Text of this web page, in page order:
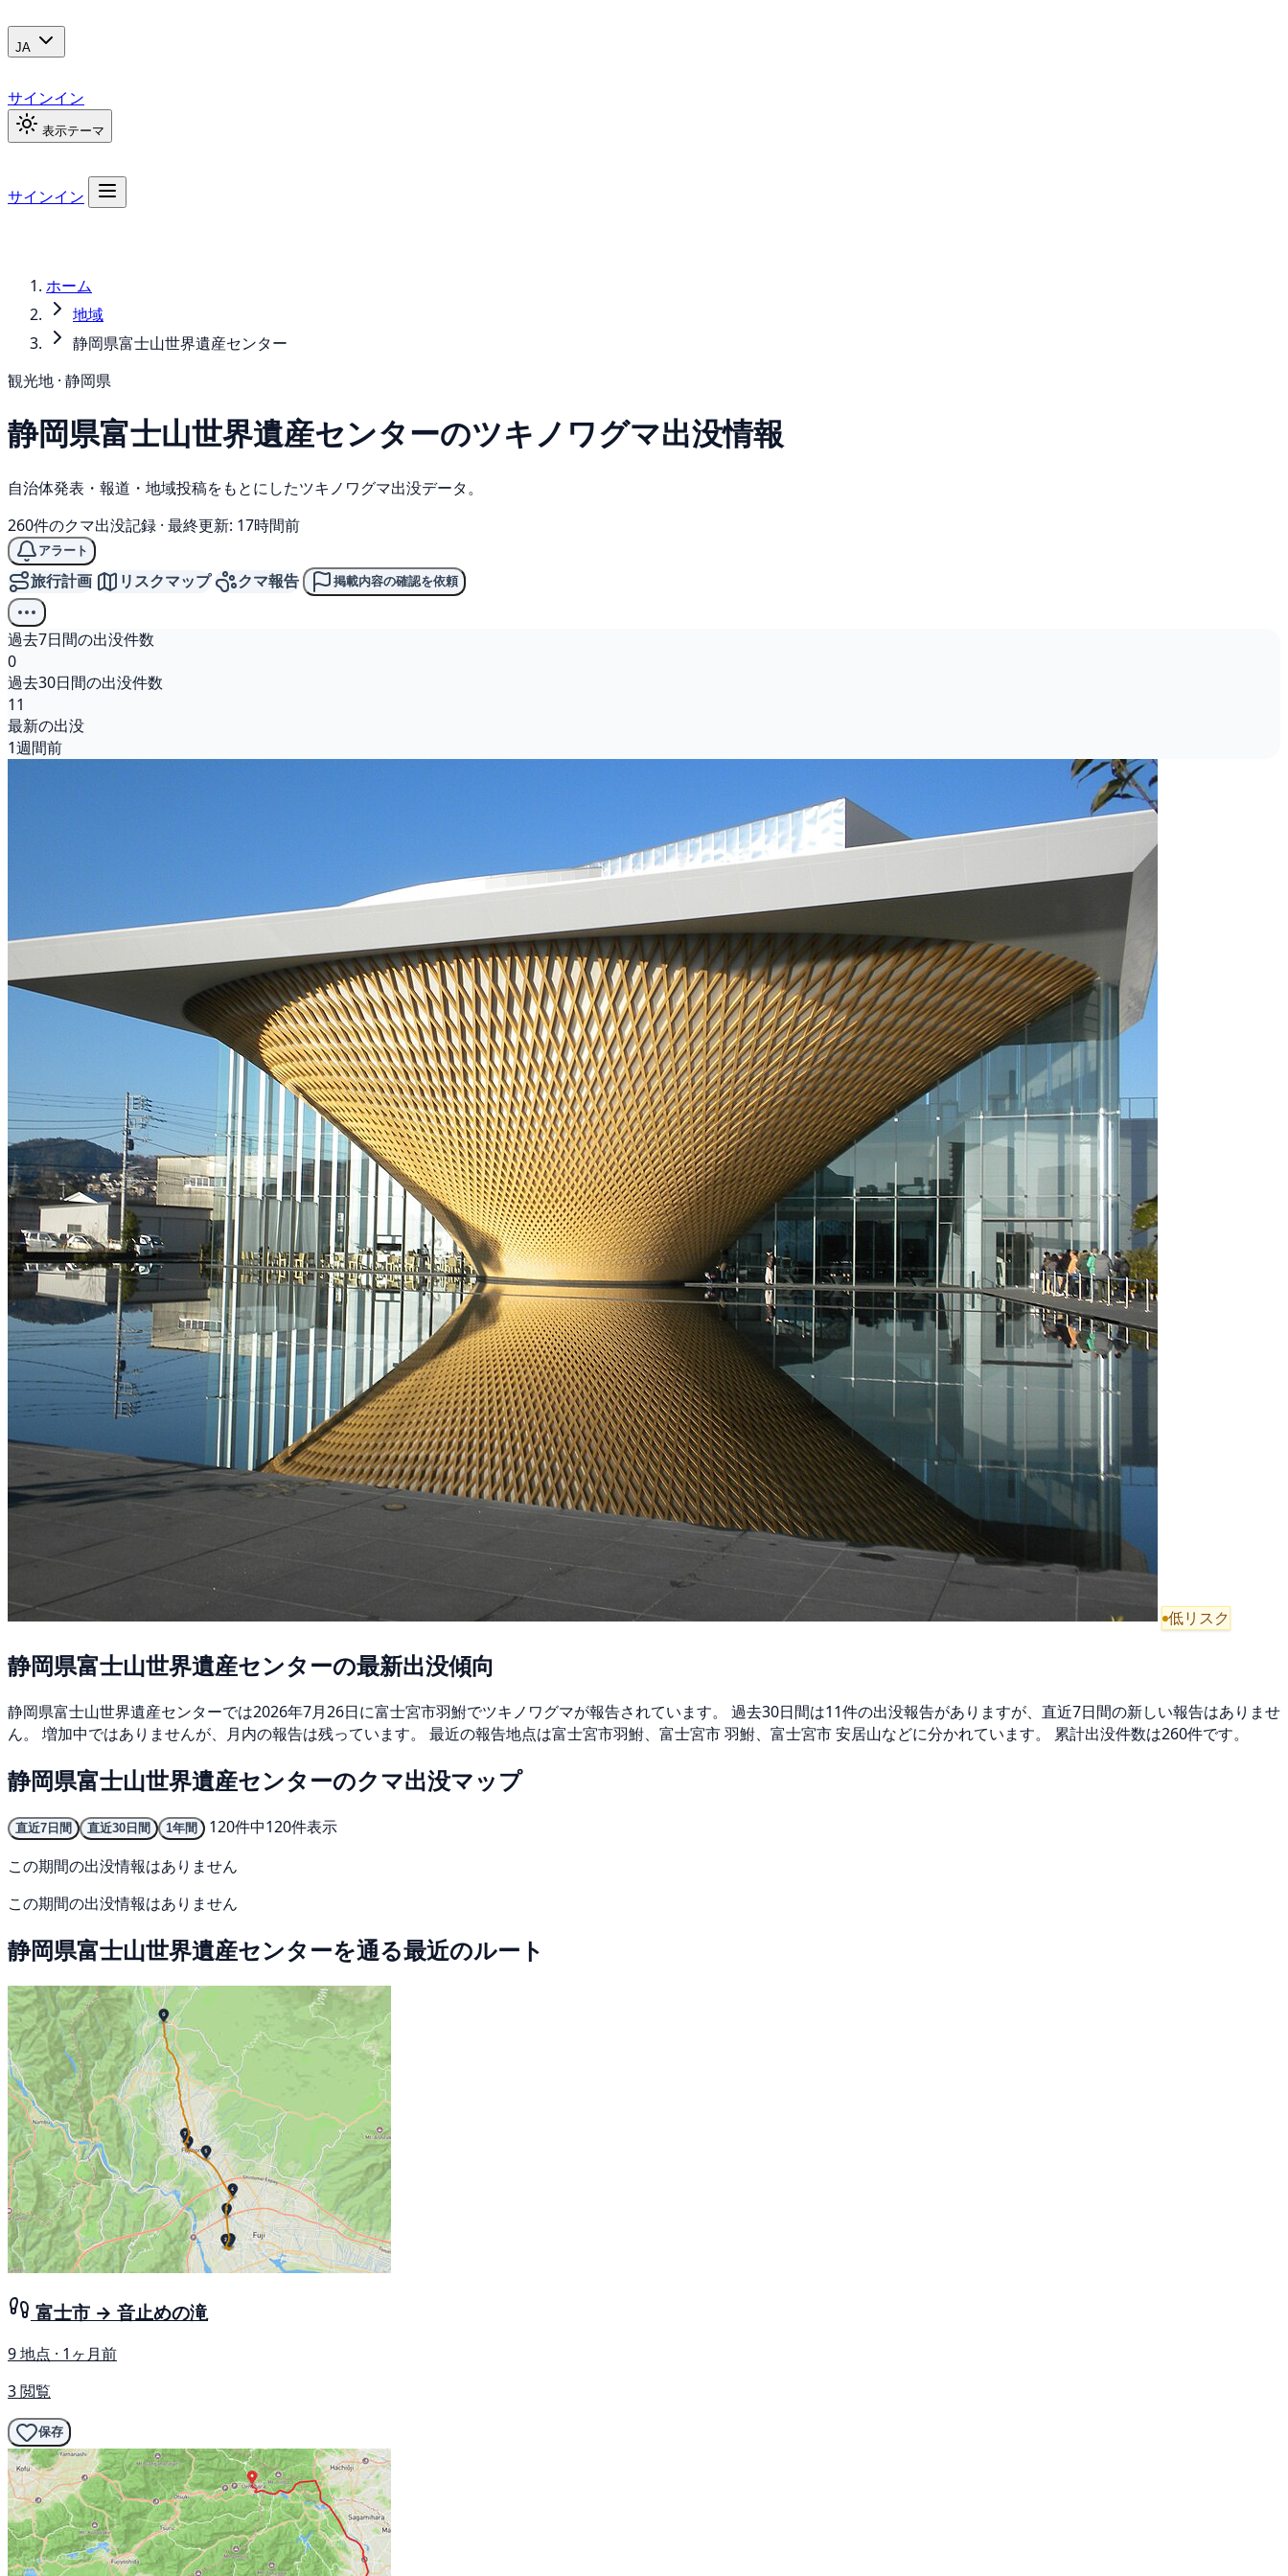
JA
サインイン
表示テーマ
サインイン
ホーム
地域
静岡県富士山世界遺産センター
観光地 · 静岡県
静岡県富士山世界遺産センターのツキノワグマ出没情報
自治体発表・報道・地域投稿をもとにしたツキノワグマ出没データ。
260件のクマ出没記録 · 最終更新: 17時間前
アラート
旅行計画 リスクマップ クマ報告 掲載内容の確認を依頼
過去7日間の出没件数
0
過去30日間の出没件数
11
最新の出没
1週間前
低リスク
静岡県富士山世界遺産センターの最新出没傾向
静岡県富士山世界遺産センターでは2026年7月26日に富士宮市羽鮒でツキノワグマが報告されています。 過去30日間は11件の出没報告がありますが、直近7日間の新しい報告はありませ
ん。 増加中ではありませんが、月内の報告は残っています。 最近の報告地点は富士宮市羽鮒、富士宮市 羽鮒、富士宮市 安居山などに分かれています。 累計出没件数は260件です。
静岡県富士山世界遺産センターのクマ出没マップ
直近7日間 直近30日間 1年間
120件中120件表示
この期間の出没情報はありません
この期間の出没情報はありません
静岡県富士山世界遺産センターを通る最近のルート
富士市 → 音止めの滝
9 地点 · 1ヶ月前
3 閲覧
保存